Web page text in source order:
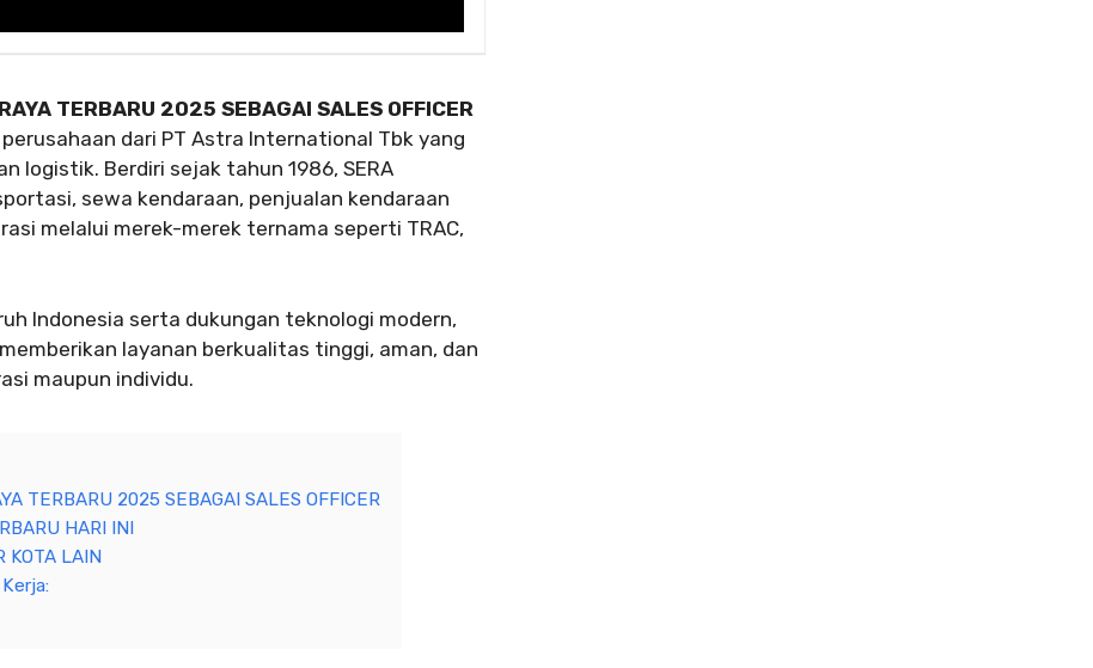
TERBARU 2025 SEBAGAI SALES OFFICER
dari PT Astra International Tbk yang
logistik. Berdiri sejak tahun 1986, SERA
sewa kendaraan, penjualan kendaraan
melalui merek-merek ternama seperti TRAC,
Indonesia serta dukungan teknologi modern,
layanan berkualitas tinggi, aman, dan
maupun individu.
TERBARU 2025 SEBAGAI SALES OFFICER
HARI INI
KOTA LAIN